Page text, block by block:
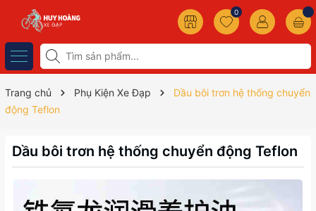
0
Trang chủ Phụ Kiện Xe Đạp
Dầu bôi trơn hệ thống chuyển
động Teflon
Dầu bôi trơn hệ thống chuyển động Teflon